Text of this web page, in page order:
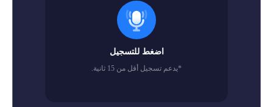
اضغط للتسجيل
*يدعم تسجيل أقل من 15 ثانية.